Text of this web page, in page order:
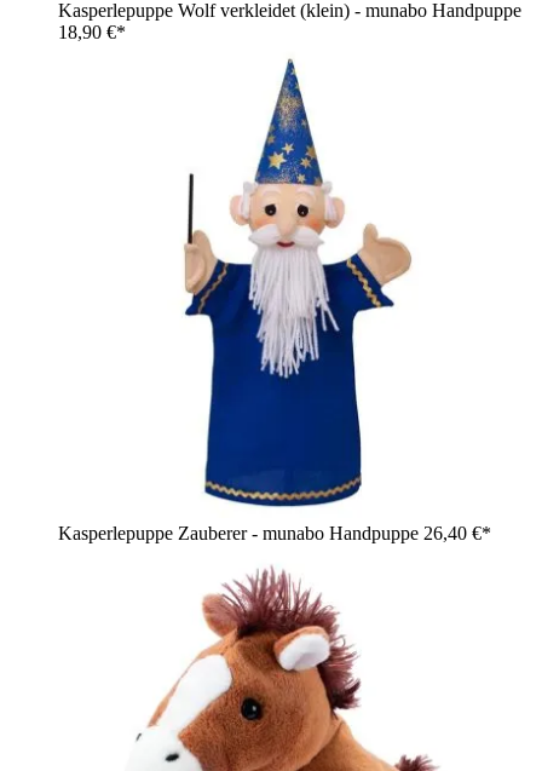
Kasperlepuppe Wolf verkleidet (klein) - munabo Handpuppe
18,90 €*
Kasperlepuppe Zauberer - munabo Handpuppe 26,40 €*